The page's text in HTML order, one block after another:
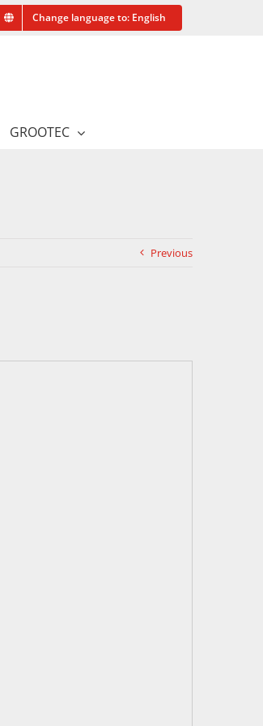
Change language to: English
GROOTEC
Previous